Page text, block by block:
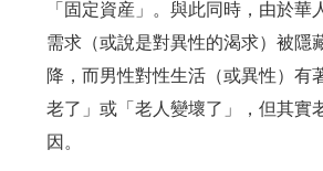
「固定資産」。與此同時，由於
需求（或說是對異性的渴求）被隱
降，而男性對性生活（或異性）有
老了」或「老人變壞了」，但其實
因。